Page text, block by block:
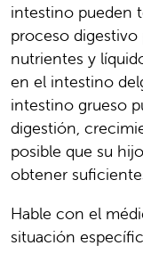
intestino pueden
proceso digestivo
nutrientes y
en el intestino
intestino grueso
digestión,
posible que su
obtener
Hable con el
situación